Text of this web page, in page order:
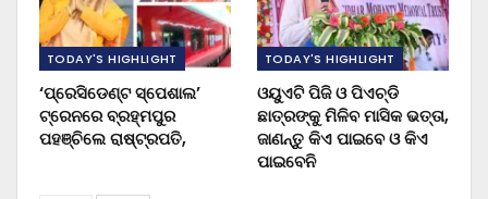
TODAY'S HIGHLIGHT
‘ପ୍ରେସିଡେଣ୍ଟ ସ୍ପେଶାଲ’
ଟ୍ରେନରେ ବ୍ରହ୍ମପୁର
ପହଞ୍ଚିଲେ ରାଷ୍ଟ୍ରପତି,
TODAY'S HIGHLIGHT
ଓୟୁଏଟି ପିଜି ଓ ପିଏଚ୍‌ଡି
ଛାତ୍ରଙ୍କୁ ମିଳିବ ମାସିକ ଭତ୍ତା,
ଜାଣନ୍ତୁ କିଏ ପାଇବେ ଓ କିଏ
ପାଇବେନି